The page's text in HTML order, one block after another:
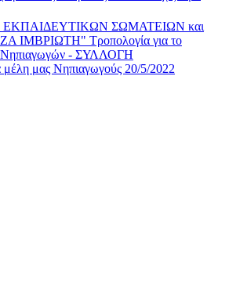
ΕΚΠΑΙΔΕΥΤΙΚΩΝ ΣΩΜΑΤΕΙΩΝ και
ΙΜΒΡΙΩΤΗ" Τροπολογία για το
Νηπιαγωγών - ΣΥΛΛΟΓΗ
μας Νηπιαγωγούς 20/5/2022